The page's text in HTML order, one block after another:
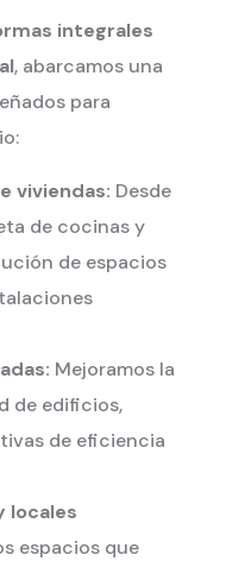
integrales
, abarcamos una
para
viviendas: Desde
de cocinas y
de espacios
Mejoramos la
de edificios,
de eficiencia
locales
espacios que